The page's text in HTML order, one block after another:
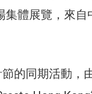
集體展覽，來
的同期活動，